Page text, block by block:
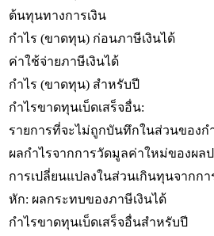
ต้นทุนทางการเงิน
กำไร (ขาดทุน) ก่อนภาษีเงินได้
ค่าใช้จ่ายภาษีเงินได้
กำไร (ขาดทุน) สำหรับปี
กำไรขาดทุนเบ็ดเสร็จอื่น:
รายการที่จะไม่ถูกบันทึกในส่วนของ
ผลกำไรจากการวัดมูลค่าใหม่ของผ
การเปลี่ยนแปลงในส่วนเกินทุนจากก
หัก: ผลกระทบของภาษีเงินได้
กำไรขาดทุนเบ็ดเสร็จอื่นสำหรับปี